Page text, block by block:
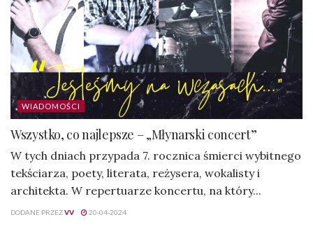
WIADOMOŚCI
Wszystko, co najlepsze – „Młynarski concert”
W tych dniach przypada 7. rocznica śmierci wybitnego
tekściarza, poety, literata, reżysera, wokalisty i
architekta. W repertuarze koncertu, na który...
DODANE PRZEZVV 20-04-2024